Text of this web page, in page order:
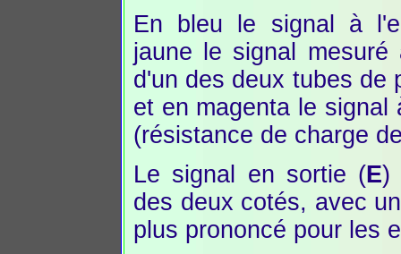
En bleu le signal à
jaune le signal mesuré
d'un des deux tubes de
et en magenta le signal
(résistance de charge
Le signal en sortie (E)
des deux cotés, avec
plus prononcé pour les